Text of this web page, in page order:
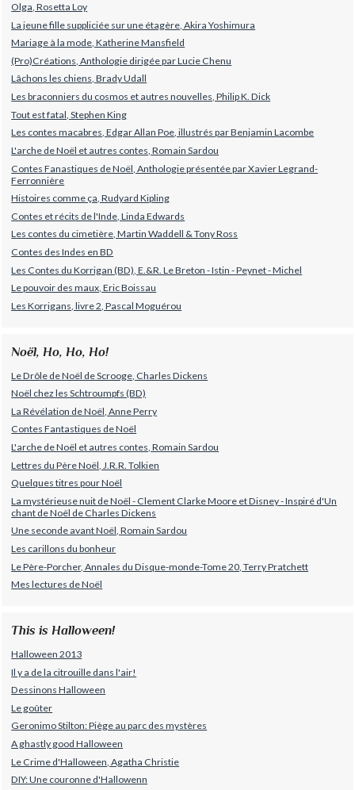
Olga, Rosetta Loy
La jeune fille suppliciée sur une étagère, Akira Yoshimura
Mariage à la mode, Katherine Mansfield
(Pro)Créations, Anthologie dirigée par Lucie Chenu
Lâchons les chiens, Brady Udall
Les braconniers du cosmos et autres nouvelles, Philip K. Dick
Tout est fatal, Stephen King
Les contes macabres, Edgar Allan Poe, illustrés par Benjamin Lacombe
L'arche de Noël et autres contes, Romain Sardou
Contes Fanastiques de Noël, Anthologie présentée par Xavier Legrand-
Ferronnière
Histoires comme ça, Rudyard Kipling
Contes et récits de l'Inde, Linda Edwards
Les contes du cimetière, Martin Waddell & Tony Ross
Contes des Indes en BD
Les Contes du Korrigan (BD), E.&R. Le Breton - Istin - Peynet - Michel
Le pouvoir des maux, Eric Boissau
Les Korrigans, livre 2, Pascal Moguérou
Noël, Ho, Ho, Ho!
Le Drôle de Noël de Scrooge, Charles Dickens
Noël chez les Schtroumpfs (BD)
La Révélation de Noël, Anne Perry
Contes Fantastiques de Noël
L'arche de Noël et autres contes, Romain Sardou
Lettres du Père Noël, J.R.R. Tolkien
Quelques titres pour Noël
La mystérieuse nuit de Noël - Clement Clarke Moore et Disney - Inspiré d'Un
chant de Noël de Charles Dickens
Une seconde avant Noël, Romain Sardou
Les carillons du bonheur
Le Père-Porcher, Annales du Disque-monde-Tome 20, Terry Pratchett
Mes lectures de Noël
This is Halloween!
Halloween 2013
Il y a de la citrouille dans l'air!
Dessinons Halloween
Le goûter
Geronimo Stilton: Piège au parc des mystères
A ghastly good Halloween
Le Crime d'Halloween, Agatha Christie
DIY: Une couronne d'Hallowenn